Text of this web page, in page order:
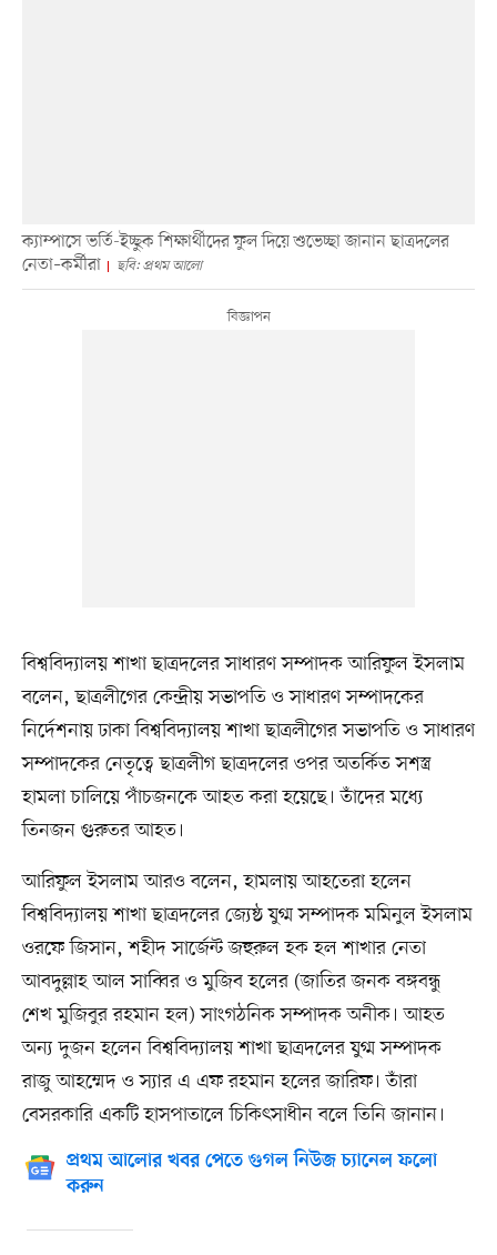
ক্যাম্পাসে ভর্তি-ইচ্ছুক শিক্ষার্থীদের ফুল দিয়ে শুভেচ্ছা জানান ছাত্রদলের
নেতা–কর্মীরা
ছবি: প্রথম আলো
বিশ্ববিদ্যালয় শাখা ছাত্রদলের সাধারণ সম্পাদক আরিফুল ইসলাম
বলেন, ছাত্রলীগের কেন্দ্রীয় সভাপতি ও সাধারণ সম্পাদকের
নির্দেশনায় ঢাকা বিশ্ববিদ্যালয় শাখা ছাত্রলীগের সভাপতি ও সাধারণ
সম্পাদকের নেতৃত্বে ছাত্রলীগ ছাত্রদলের ওপর অতর্কিত সশস্ত্র
হামলা চালিয়ে পাঁচজনকে আহত করা হয়েছে। তাঁদের মধ্যে
তিনজন গুরুতর আহত।
আরিফুল ইসলাম আরও বলেন, হামলায় আহতেরা হলেন
বিশ্ববিদ্যালয় শাখা ছাত্রদলের জ্যেষ্ঠ যুগ্ম সম্পাদক মমিনুল ইসলাম
ওরফে জিসান, শহীদ সার্জেন্ট জহুরুল হক হল শাখার নেতা
আবদুল্লাহ আল সাব্বির ও মুজিব হলের (জাতির জনক বঙ্গবন্ধু
শেখ মুজিবুর রহমান হল) সাংগঠনিক সম্পাদক অনীক। আহত
অন্য দুজন হলেন বিশ্ববিদ্যালয় শাখা ছাত্রদলের যুগ্ম সম্পাদক
রাজু আহম্মেদ ও স্যার এ এফ রহমান হলের জারিফ। তাঁরা
বেসরকারি একটি হাসপাতালে চিকিৎসাধীন বলে তিনি জানান।
প্রথম আলোর খবর পেতে গুগল নিউজ চ্যানেল ফলো
করুন